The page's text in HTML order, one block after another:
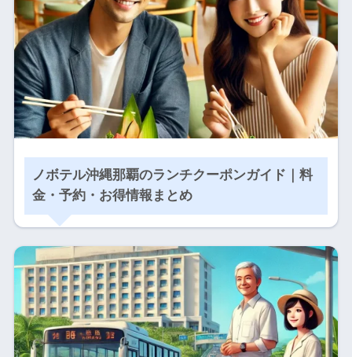
ノボテル沖縄那覇のランチクーポンガイド｜料
金・予約・お得情報まとめ